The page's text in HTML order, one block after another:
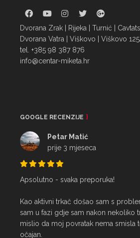
Dvorana Zrak | Rijeka | Turnić |
Dvorana Vatra | Viškovo | Viškovo
tel. +385 98 387 876
info@centar-miketa.hr
GOOGLE RECENZIJE
Petar Matić
prije 3 mjeseca
Apsolutno - svaka preporuka!
Kao aktivni trkač došao sam s
sam u fazi gdje sam nakon nekoliko
mislio da moj povratak nema smisla
očajan.